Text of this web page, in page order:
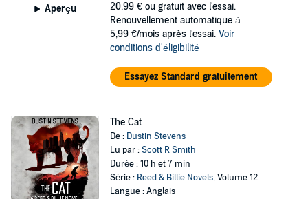
Aperçu 20,99 € ou gratuit avec l'essai.
Renouvellement automatique à
5,99 €/mois après l'essai. Voir
conditions d'éligibilité
Essayez Standard gratuitement
The Cat
De : Dustin Stevens
Lu par :Scott R Smith
Durée : 10 h et 7 min
Série : Reed & Billie Novels, Volume 12
Langue : Anglais